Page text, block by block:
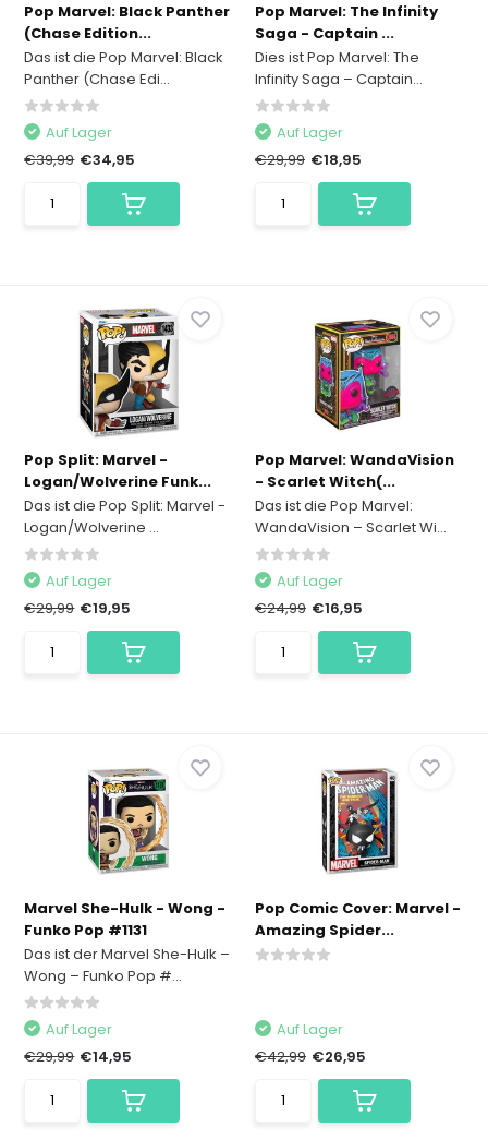
Pop Marvel: Black Panther
(Chase Edition...
Das ist die Pop Marvel: Black
Panther (Chase Edi...
Auf Lager
€39,99 €34,95
Pop Marvel: The Infinity
Saga - Captain ...
Dies ist Pop Marvel: The
Infinity Saga – Captain...
Auf Lager
€29,99 €18,95
Pop Split: Marvel -
Logan/Wolverine Funk...
Das ist die Pop Split: Marvel -
Logan/Wolverine ...
Auf Lager
€29,99 €19,95
Pop Marvel: WandaVision
- Scarlet Witch(...
Das ist die Pop Marvel:
WandaVision – Scarlet Wi...
Auf Lager
€24,99 €16,95
Marvel She-Hulk - Wong -
Funko Pop #1131
Das ist der Marvel She-Hulk –
Wong – Funko Pop #...
Auf Lager
€29,99 €14,95
Pop Comic Cover: Marvel -
Amazing Spider...
Auf Lager
€42,99 €26,95